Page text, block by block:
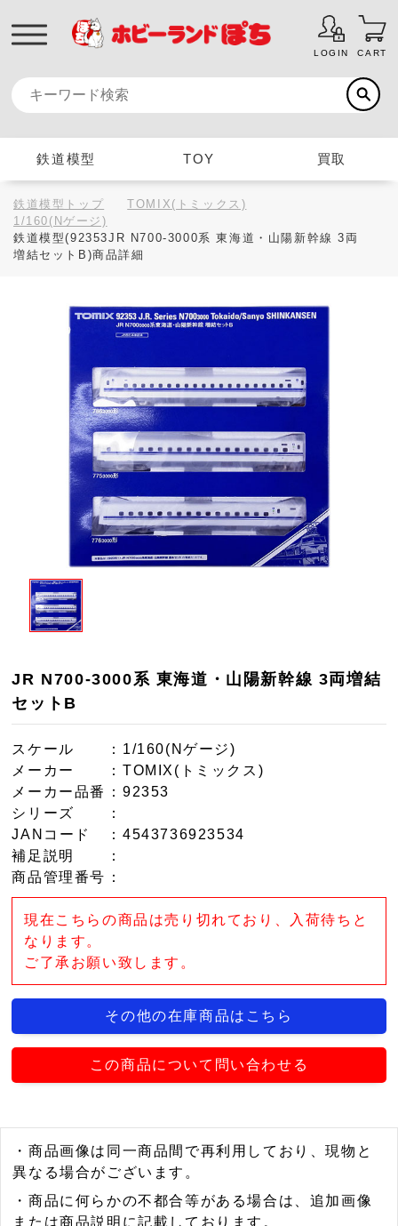
LOGIN CART
鉄道模型 TOY 買取
鉄道模型トップ
TOMIX(トミックス)
1/160(Nゲージ)
鉄道模型(92353JR N700-3000系 東海道・山陽新幹線 3両
増結セットB)商品詳細
JR N700-3000系 東海道・山陽新幹線 3両増結
セットB
スケール
：1/160(Nゲージ)
メーカー
：TOMIX(トミックス)
メーカー品番
：92353
シリーズ
：
JANコード
：4543736923534
補足説明
：
商品管理番号 ：
現在こちらの商品は売り切れており、入荷待ちと
なります。
ご了承お願い致します。
その他の在庫商品はこちら
この商品について問い合わせる
・商品画像は同一商品間で再利用しており、現物と
異なる場合がございます。
・商品に何らかの不都合等がある場合は、追加画像
または商品説明に記載しております。